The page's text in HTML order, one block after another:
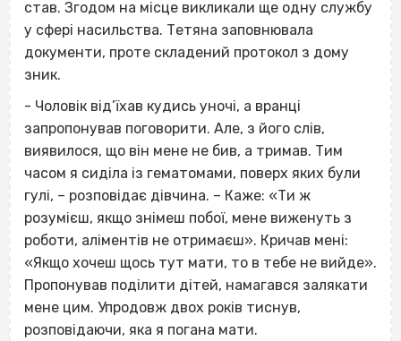
став. Згодом на місце викликали ще одну службу
у сфері насильства. Тетяна заповнювала
документи, проте складений протокол з дому
зник.
- Чоловік від’їхав кудись уночі, а вранці
запропонував поговорити. Але, з його слів,
виявилося, що він мене не бив, а тримав. Тим
часом я сиділа із гематомами, поверх яких були
гулі, – розповідає дівчина. – Каже: «Ти ж
розумієш, якщо знімеш побої, мене виженуть з
роботи, аліментів не отримаєш». Кричав мені:
«Якщо хочеш щось тут мати, то в тебе не вийде».
Пропонував поділити дітей, намагався залякати
мене цим. Упродовж двох років тиснув,
розповідаючи, яка я погана мати.